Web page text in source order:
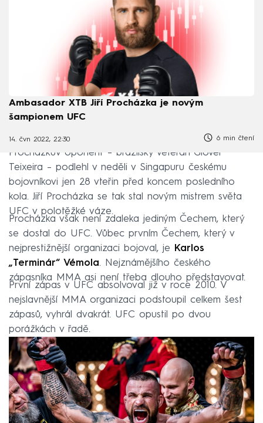
Ambasador XTB Jiří Procházka je novým
šampionem UFC
14. čvn 2022, 22:30 6 min čtení
Procházkův oponent – brazilský veterán Glover
Teixeira – podlehl v neděli v Singapuru českému
bojovníkovi jen 28 vteřin před koncem posledního
kola. Jiří Procházka se tak stal novým mistrem světa
UFC v polotěžké váze.
Procházka však není zdaleka jediným Čechem, který
se dostal do UFC. Vůbec prvním Čechem, který v
nejprestižnější organizaci bojoval, je
Karlos
„Terminár“ Vémola. Nejznámějšího českého
zápasníka MMA asi není třeba dlouho představovat.
První zápas v UFC absolvoval již v roce 2010. V
nejslavnější MMA organizaci podstoupil celkem šest
zápasů, vyhrál dvakrát. UFC opustil po dvou
porážkách v řadě.